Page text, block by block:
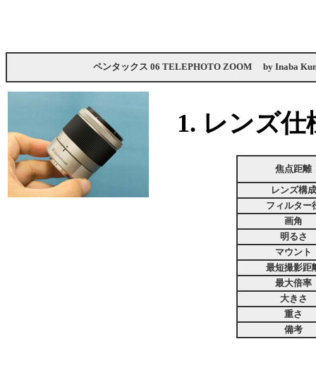
ペンタックス 06 TELEPHOTO ZOOMby Inaba
1. レンズ仕
焦点距離
レンズ構成
フィルター
画角
明るさ
マウント
最短撮影距
最大倍率
大きさ
重さ
備考